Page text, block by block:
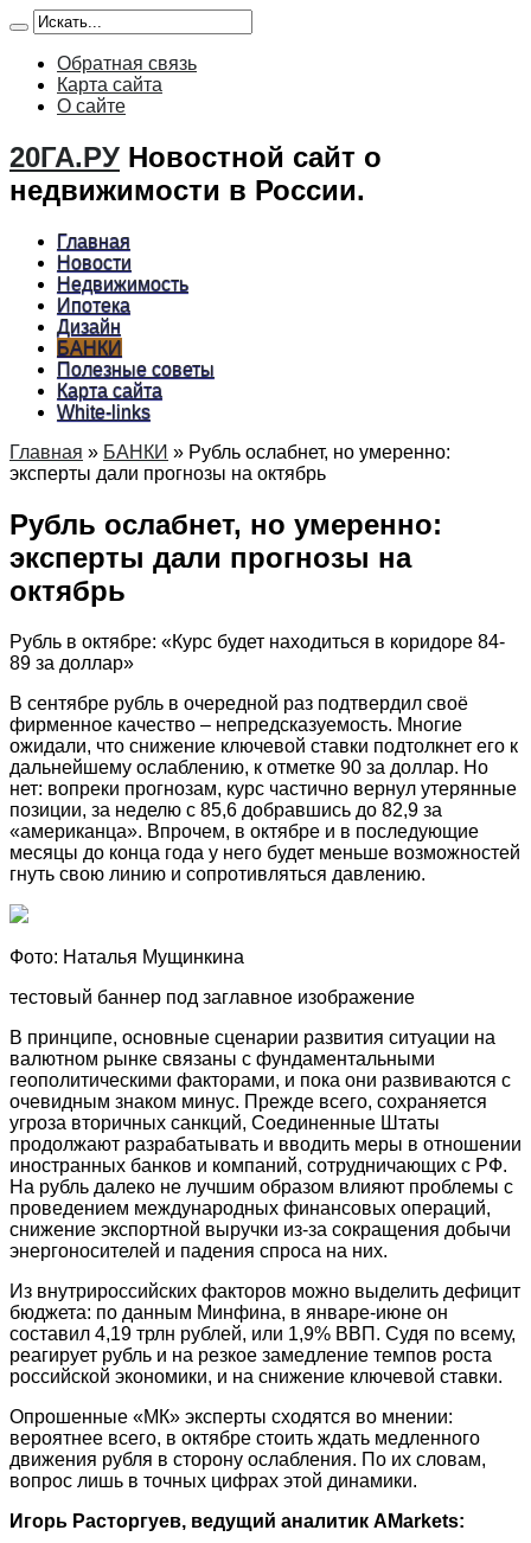
Обратная связь
Карта сайта
О сайте
20ГА.РУ Новостной сайт о
недвижимости в России.
Главная
Новости
Недвижимость
Ипотека
Дизайн
БАНКИ
Полезные советы
Карта сайта
White-links
Главная » БАНКИ » Рубль ослабнет, но умеренно:
эксперты дали прогнозы на октябрь
Рубль ослабнет, но умеренно:
эксперты дали прогнозы на
октябрь
Рубль в октябре: «Курс будет находиться в коридоре 84-
89 за доллар»
В сентябре рубль в очередной раз подтвердил своё
фирменное качество – непредсказуемость. Многие
ожидали, что снижение ключевой ставки подтолкнет его к
дальнейшему ослаблению, к отметке 90 за доллар. Но
нет: вопреки прогнозам, курс частично вернул утерянные
позиции, за неделю с 85,6 добравшись до 82,9 за
«американца». Впрочем, в октябре и в последующие
месяцы до конца года у него будет меньше возможностей
гнуть свою линию и сопротивляться давлению.
Фото: Наталья Мущинкина
тестовый баннер под заглавное изображение
В принципе, основные сценарии развития ситуации на
валютном рынке связаны с фундаментальными
геополитическими факторами, и пока они развиваются с
очевидным знаком минус. Прежде всего, сохраняется
угроза вторичных санкций, Соединенные Штаты
продолжают разрабатывать и вводить меры в отношении
иностранных банков и компаний, сотрудничающих с РФ.
На рубль далеко не лучшим образом влияют проблемы с
проведением международных финансовых операций,
снижение экспортной выручки из-за сокращения добычи
энергоносителей и падения спроса на них.
Из внутрироссийских факторов можно выделить дефицит
бюджета: по данным Минфина, в январе-июне он
составил 4,19 трлн рублей, или 1,9% ВВП. Судя по всему,
реагирует рубль и на резкое замедление темпов роста
российской экономики, и на снижение ключевой ставки.
Опрошенные «МК» эксперты сходятся во мнении:
вероятнее всего, в октябре стоить ждать медленного
движения рубля в сторону ослабления. По их словам,
вопрос лишь в точных цифрах этой динамики.
Игорь Расторгуев, ведущий аналитик AMarkets: